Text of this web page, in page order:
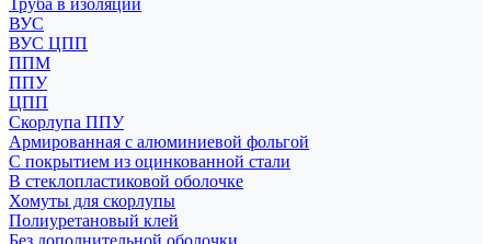
Труба в изоляции
ВУС
ВУС ЦПП
ППМ
ППУ
ЦПП
Скорлупа ППУ
Армированная с алюминиевой фольгой
С покрытием из оцинкованной стали
В стеклопластиковой оболочке
Хомуты для скорлупы
Полиуретановый клей
Без дополнительной оболочки